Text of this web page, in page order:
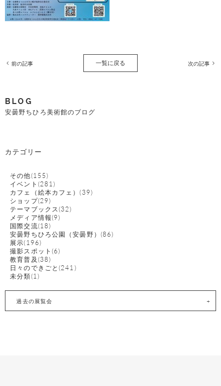
前の記事 一覧に戻る 次の記事
BLOG
安曇野ちひろ美術館のブログ
カテゴリー
その他(155)
イベント(281)
カフェ（絵本カフェ）(39)
ショップ(29)
テーマブックス(32)
メディア情報(9)
国際交流(18)
安曇野ちひろ公園（安曇野）(86)
展示(196)
撮影スポット(6)
教育普及(38)
日々のできごと(241)
未分類(1)
過去の展覧会